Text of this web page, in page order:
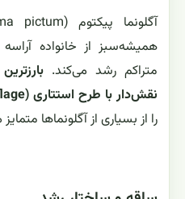
همیشه‌سبز از خانواده
متراکم رشد می‌کند.
نقش‌دار با طرح استتاری (Camouflage) است
را از بسیاری از آگلونماها